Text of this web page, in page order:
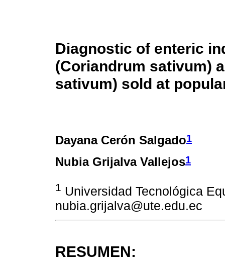
Diagnostic of enteric
(Coriandrum sativum)
sativum) sold at
Dayana Cerón Salgado1
Nubia Grijalva Vallejos1
1 Universidad Tecnológica
nubia.grijalva@ute.edu.ec
RESUMEN: